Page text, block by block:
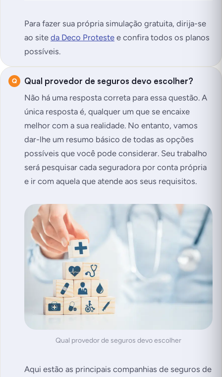
Para fazer sua própria simulação gratuita, dirija-se
ao site da Deco Proteste e confira todos os planos
possíveis.
Qual provedor de seguros devo escolher?
Não há uma resposta correta para essa questão. A
única resposta é, qualquer um que se encaixe
melhor com a sua realidade. No entanto, vamos
dar-lhe um resumo básico de todas as opções
possíveis que você pode considerar. Seu trabalho
será pesquisar cada seguradora por conta própria
e ir com aquela que atende aos seus requisitos.
Qual provedor de seguros devo escolher
Aqui estão as principais companhias de seguros de